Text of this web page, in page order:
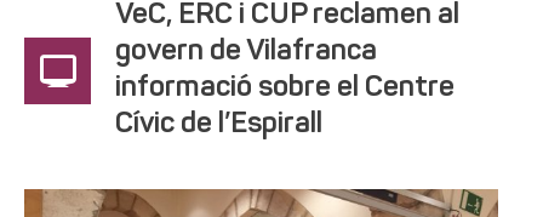
VeC, ERC i CUP reclamen al
govern de Vilafranca
informació sobre el Centre
Cívic de l’Espirall